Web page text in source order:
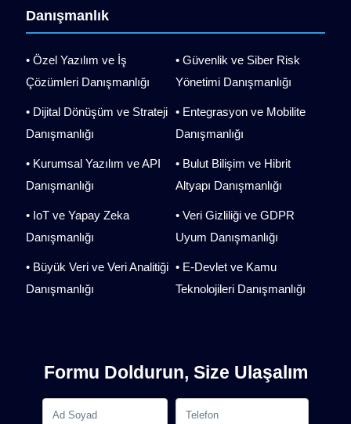
Danışmanlık
• Özel Yazılım ve İş
Çözümleri Danışmanlığı
• Dijital Dönüşüm ve Strateji
Danışmanlığı
• Kurumsal Yazılım ve API
Danışmanlığı
• IoT ve Yapay Zeka
Danışmanlığı
• Büyük Veri ve Veri Analitiği
Danışmanlığı
• Güvenlik ve Siber Risk
Yönetimi Danışmanlığı
• Entegrasyon ve Mobilite
Danışmanlığı
• Bulut Bilişim ve Hibrit
Altyapı Danışmanlığı
• Veri Gizliliği ve GDPR
Uyum Danışmanlığı
• E-Devlet ve Kamu
Teknolojileri Danışmanlığı
Formu Doldurun, Size Ulaşalım